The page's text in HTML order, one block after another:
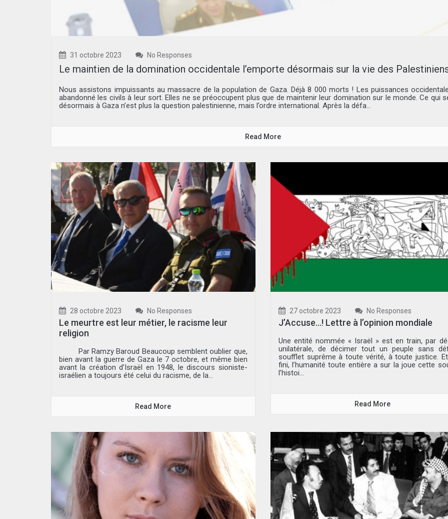
31 octobre 2023 No Responses
Le maintien de la domination occidentale l’emporte désormais sur la vie des
Nous assistons impuissants au massacre de la population de Gaza. Déjà 8 000 morts ! Les puissances
abandonné les civils à leur sort. Elles ne se préoccupent plus que de maintenir leur domination sur le monde. Ce qui
désormais à Gaza n’est plus la question palestinienne, mais l’ordre international. Après la défa...
Read More
28 octobre 2023 No Responses
Le meurtre est leur métier, le racisme leur
religion
Par Ramzy Baroud Beaucoup semblent oublier que,
bien avant la guerre de Gaza le 7 octobre, et même bien
avant la création d’Israël en 1948, le discours sioniste-
israélien a toujours été celui du racisme, de la...
Read More
27 octobre 2023 No Responses
J’Accuse…! Lettre à l’opinion mondiale
Une entité nommée « Israël » est en train, par
unilatérale, de décimer tout un peuple sans
soufflet suprême à toute vérité, à toute justice. Et
fini, l’humanité toute entière a sur la joue cette
l’histoi...
Read More